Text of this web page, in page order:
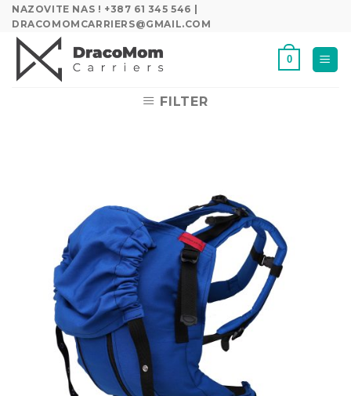
Skip
content
NAZOVITE NAS ! +387 61 345 546 |
DRACOMOMCARRIERS@GMAIL.COM
0
FILTER